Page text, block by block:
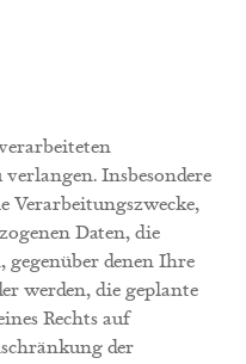
Insbesondere
Verarbeitungszwecke,
Daten, die
denen Ihre
werden, die geplante
Rechts auf
der